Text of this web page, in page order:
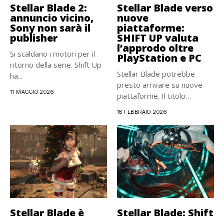
Stellar Blade 2:
annuncio vicino,
Sony non sarà il
publisher
Si scaldano i motori per il
ritorno della serie. Shift Up
ha...
11 MAGGIO 2026
Stellar Blade verso
nuove
piattaforme:
SHIFT UP valuta
l’approdo oltre
PlayStation e PC
Stellar Blade potrebbe
presto arrivare su nuove
piattaforme. Il titolo
16 FEBBRAIO 2026
Stellar Blade è Stellar Blade: Shift